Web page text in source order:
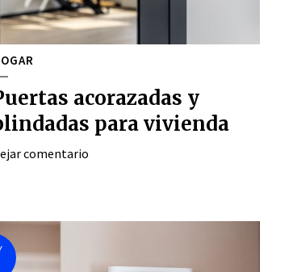
acorazadas y
para vivienda
comentario